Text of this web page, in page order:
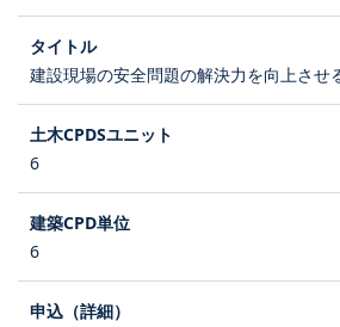
建設現場の安全問題の解決力を向上させ
6
6